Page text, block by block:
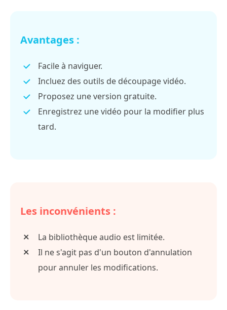
Avantages :
Facile à naviguer.
Incluez des outils de découpage vidéo.
Proposez une version gratuite.
Enregistrez une vidéo pour la modifier plus
tard.
Les inconvénients :
La bibliothèque audio est limitée.
Il ne s'agit pas d'un bouton d'annulation
pour annuler les modifications.